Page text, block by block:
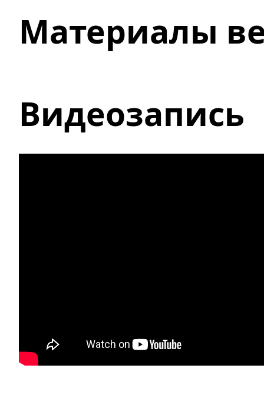
Материалы
Видеозапись